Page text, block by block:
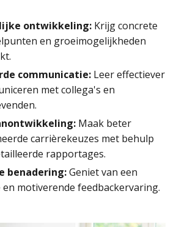
ontwikkeling: Krijg concrete
en groeimogelijkheden
communicatie: Leer effectiever
met collega's en
Maak beter
carrièrekeuzes met behulp
rapportages.
benadering:Geniet van een
en motiverende feedbackervaring.